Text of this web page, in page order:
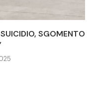
SGOMENTO